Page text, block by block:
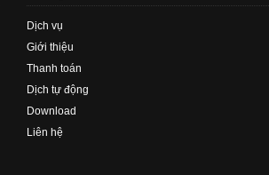
Dịch vụ
Giới thiệu
Thanh toán
Dịch tự động
Download
Liên hệ